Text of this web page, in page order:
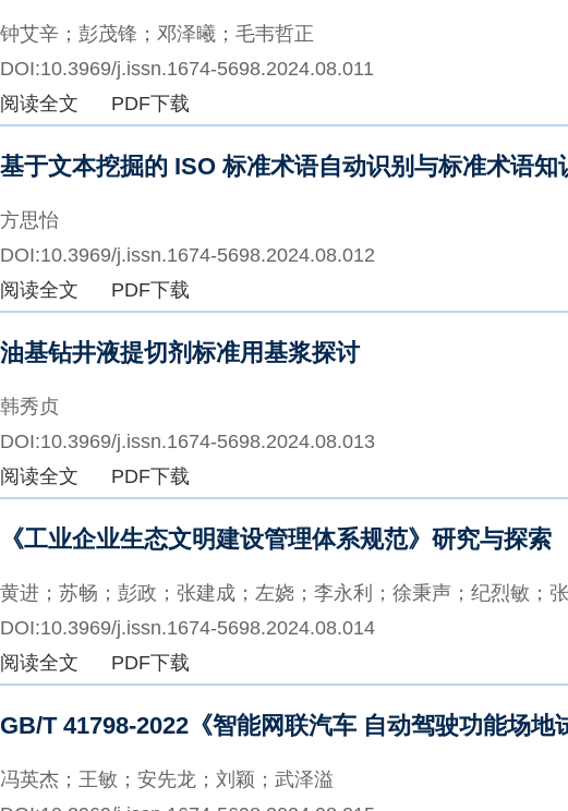
钟艾辛；彭茂锋；邓泽曦；毛韦哲正
DOI:10.3969/j.issn.1674-5698.2024.08.011
阅读全文
PDF下载
基于文本挖掘的 ISO 标准术语自动识别与标准术语知
方思怡
DOI:10.3969/j.issn.1674-5698.2024.08.012
阅读全文
PDF下载
油基钻井液提切剂标准用基浆探讨
韩秀贞
DOI:10.3969/j.issn.1674-5698.2024.08.013
阅读全文
PDF下载
《工业企业生态文明建设管理体系规范》研究与探索
黄进；苏畅；彭政；张建成；左娆；李永利；徐秉声；纪烈敏；
DOI:10.3969/j.issn.1674-5698.2024.08.014
阅读全文
PDF下载
GB/T 41798-2022《智能网联汽车 自动驾驶功能场
冯英杰；王敏；安先龙；刘颖；武泽溢